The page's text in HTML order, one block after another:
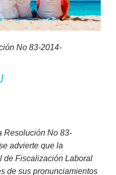
No 83-2014-
Resolución No 83-
advierte que la
de Fiscalización Laboral
de sus pronunciamientos